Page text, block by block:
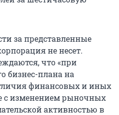
за представленные
не несет.
что «при
бизнес-плана на
финансовых и иных
с изменением рыночных
активностью в